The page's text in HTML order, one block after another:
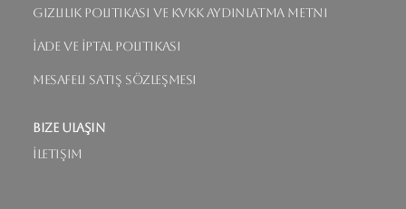
Gizlilik Politikası ve KVKK Aydınlatma Metni
İade ve İptal Politikası
Mesafeli Satış Sözleşmesi
Bize Ulaşın
İletişim